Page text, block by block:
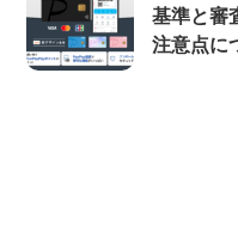
基準と審
注意点に